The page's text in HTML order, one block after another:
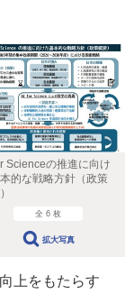
Scienceの推進に向け
的な戦略方針（政策
全 6 枚
拡大写真
上をもたらす